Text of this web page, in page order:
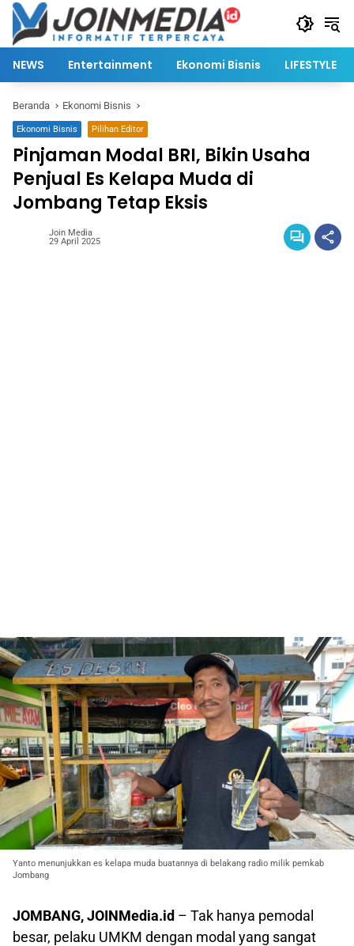
Langsung
konten
NEWS Entertainment Ekonomi Bisnis LIFESTYLE
Beranda Ekonomi Bisnis
Ekonomi Bisnis Pilihan Editor
Pinjaman Modal BRI, Bikin Usaha
Penjual Es Kelapa Muda di
Jombang Tetap Eksis
Join Media
29 April 2025
Yanto menunjukkan es kelapa muda buatannya di belakang radio milik pemkab
Jombang
JOMBANG, JOINMedia.id – Tak hanya pemodal
besar, pelaku UMKM dengan modal yang sangat